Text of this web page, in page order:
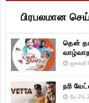
பிரபலமான
தென்
ஜனவரி
நரி
மே 26,